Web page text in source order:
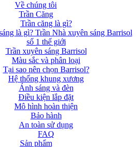
Về chúng tôi
Trần Căng
Trần căng là gì?
là gì? Trần Nhà xuyên sáng Barrisol
số 1 thế giới
Trần xuyên sáng Barrisol
Màu sắc và phân loại
Tại sao nên chọn Barrisol?
Hệ thống khung xương
Ánh sáng và đèn
Điều kiện lắp đặt
Mô hình hoàn thiện
Bảo hành
An toàn sử dụng
FAQ
Sản phẩm